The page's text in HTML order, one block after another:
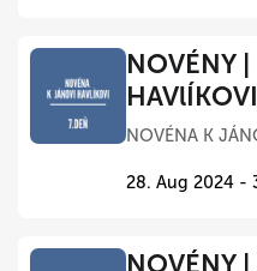
NOVÉNY
NOVÉNA K
28. Aug 2024 -
NOVÉNY